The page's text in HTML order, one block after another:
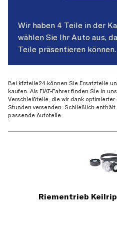
Wir haben 4 Teile in der
wählen Sie Ihr Auto aus,
Teile präsentieren können.
Bei kfzteile24 können Sie Ersatzteile
kaufen. Als FIAT-Fahrer finden Sie in
Verschleißteile, die wir dank
Stunden versenden. Schließlich enthält
passende Autoteile.
Riementrieb